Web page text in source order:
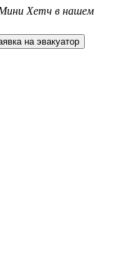
Хетч в нашем
заявка на эвакуатор